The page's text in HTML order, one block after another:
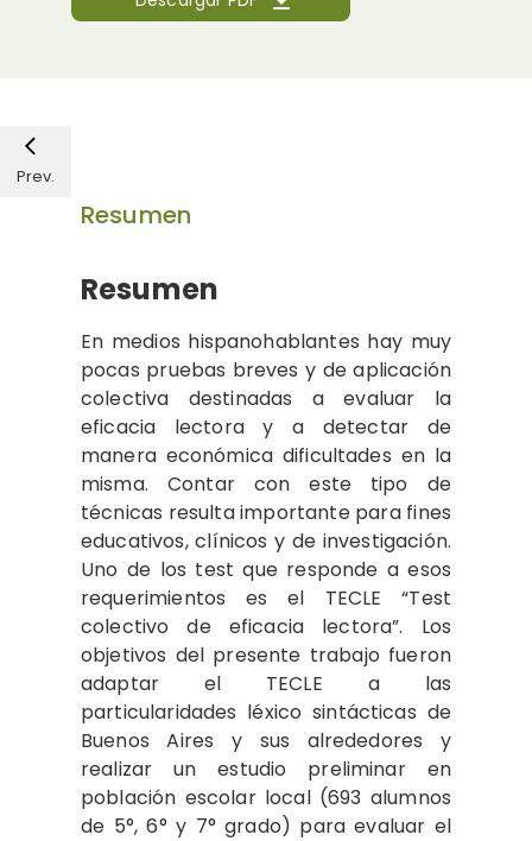
Prev.
Resumen
Resumen
En medios hispanohablantes hay muy
pocas pruebas breves y de aplicación
colectiva destinadas a evaluar la
eficacia lectora y a detectar de
manera económica dificultades en la
misma. Contar con este tipo de
técnicas resulta importante para fines
educativos, clínicos y de investigación.
Uno de los test que responde a esos
requerimientos es el TECLE “Test
colectivo de eficacia lectora”. Los
objetivos del presente trabajo fueron
adaptar el TECLE a las
particularidades léxico sintácticas de
Buenos Aires y sus alrededores y
realizar un estudio preliminar en
población escolar local (693 alumnos
de 5°, 6° y 7° grado) para evaluar el